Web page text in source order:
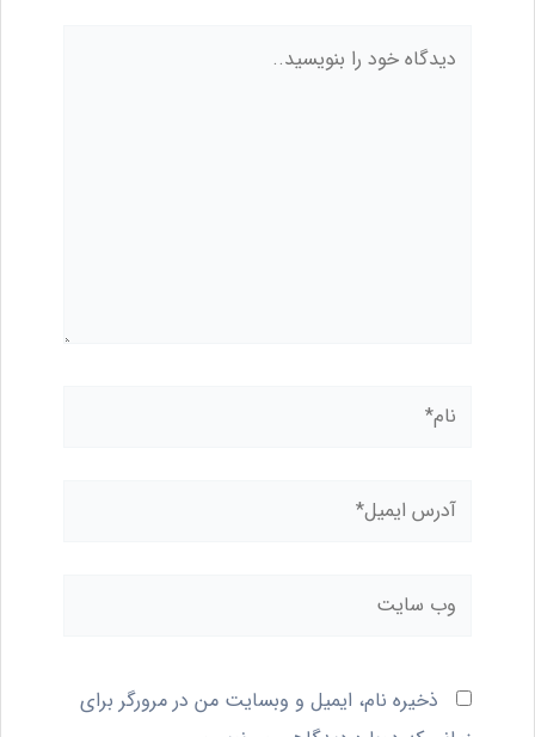
دیدگاه
خود
نام*
آدرس
ذخیره نام، ایمیل و وبسایت من در مرورگر برای